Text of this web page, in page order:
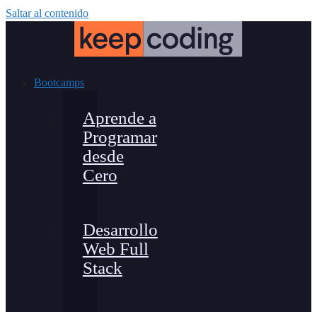
Saltar al contenido
Bootcamps
Aprende a
Programar
desde
Cero
Desarrollo
Web Full
Stack